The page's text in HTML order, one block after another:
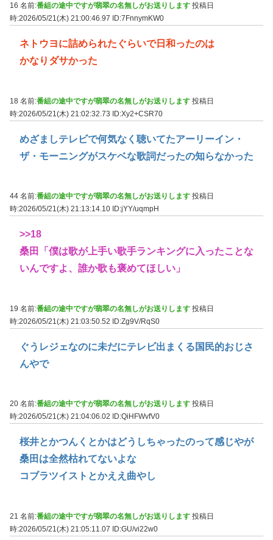
16 名前:番組の途中ですが翡翠の名無しがお送りします 投稿日
時:2026/05/21(木) 21:00:46.97
ID:7FnnymKW0
ネトウヨに詰められたぐらいで日和ったのは
かなりダサかった
18 名前:番組の途中ですが翡翠の名無しがお送りします 投稿日
時:2026/05/21(木) 21:02:32.73 ID:Xy2+CSR70
めざましテレビで何気なく聴いてたアーリーイン・
ザ・モーニングがスケベな歌詞だったの知らなかった
44 名前:番組の途中ですが翡翠の名無しがお送りします 投稿日
時:2026/05/21(木) 21:13:14.10 ID:jYY/uqmpH
>>18
桑田「僕は歌が上手い歌手ランキングに入ったことな
いんですよ、誰か歌も褒めてほしい」
19 名前:番組の途中ですが翡翠の名無しがお送りします 投稿日
時:2026/05/21(木) 21:03:50.52 ID:Zg9V/RqS0
ぐうレジェなのに未だにテレビ出まくる国民的おじさ
んやで
20 名前:番組の途中ですが翡翠の名無しがお送りします 投稿日
時:2026/05/21(木) 21:04:06.02
ID:QiHFWvfV0
桜井とかつんくとかはどうしちゃったのって感じやが
桑田は全然枯れてないよな
コブラツイストとかええ曲やし
21 名前:番組の途中ですが翡翠の名無しがお送りします 投稿日
時:2026/05/21(木) 21:05:11.07
ID:GU/vi22w0